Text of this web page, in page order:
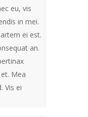
eu, vis
in mei.
ei est.
an.
Mea
Vis ei